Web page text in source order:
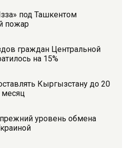
под Ташкентом
пожар
граждан Центральной
на 15%
Кыргызстану до 20
месяц
уровень обмена